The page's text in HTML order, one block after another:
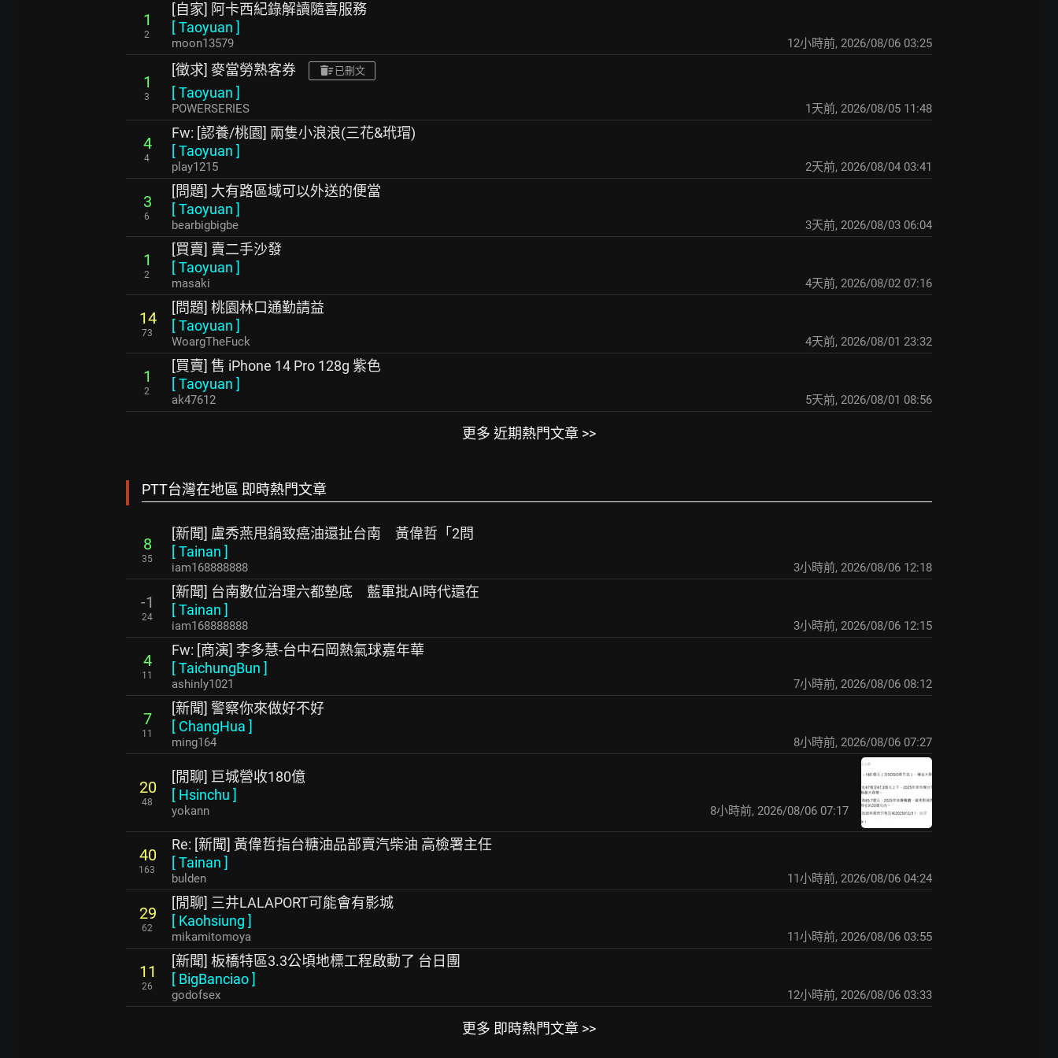
1
2
[自家] 阿卡西紀錄解讀隨喜服務
[Taoyuan ]
moon13579 12小時前, 2026/08/06 03:25
1
3
[徵求] 麥當勞熟客券 已刪文
[Taoyuan ]
POWERSERIES 1天前, 2026/08/05 11:48
4
4
Fw: [認養/桃園] 兩隻小浪浪(三花&玳瑁)
[Taoyuan ]
play1215 2天前, 2026/08/04 03:41
3
6
[問題] 大有路區域可以外送的便當
[Taoyuan ]
bearbigbigbe 3天前, 2026/08/03 06:04
1
2
[買賣] 賣二手沙發
[Taoyuan ]
masaki 4天前, 2026/08/02 07:16
14
73
[問題] 桃園林口通勤請益
[Taoyuan ]
WoargTheFuck 4天前, 2026/08/01 23:32
1
2
[買賣] 售 iPhone 14 Pro 128g 紫色
[Taoyuan ]
ak47612 5天前, 2026/08/01 08:56
更多 近期熱門文章 >>
PTT台灣在地區 即時熱門文章
8
35
[新聞] 盧秀燕甩鍋致癌油還扯台南 黃偉哲「2問
[Tainan ]
iam168888888 3小時前, 2026/08/06 12:18
-1
24
[新聞] 台南數位治理六都墊底 藍軍批AI時代還在
[Tainan ]
iam168888888 3小時前, 2026/08/06 12:15
4
11
Fw: [商演] 李多慧-台中石岡熱氣球嘉年華
[TaichungBun ]
ashinly1021 7小時前, 2026/08/06 08:12
7
11
[新聞] 警察你來做好不好
[ ChangHua ]
ming164 8小時前, 2026/08/06 07:27
20
48
[閒聊] 巨城營收180億
[ Hsinchu ]
yokann 8小時前, 2026/08/06 07:17
40
163
Re: [新聞] 黃偉哲指台糖油品部賣汽柴油 高檢署主任
[Tainan ]
bulden 11小時前, 2026/08/06 04:24
29
62
[閒聊] 三井LALAPORT可能會有影城
[ Kaohsiung ]
mikamitomoya 11小時前, 2026/08/06 03:55
11
26
[新聞] 板橋特區3.3公頃地標工程啟動了 台日團
[ BigBanciao]
godofsex 12小時前, 2026/08/06 03:33
更多 即時熱門文章 >>